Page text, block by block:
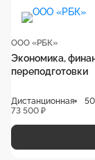
ООО «РБК»
Экономика,
переподготовки
Дистанционная
73 500 ₽